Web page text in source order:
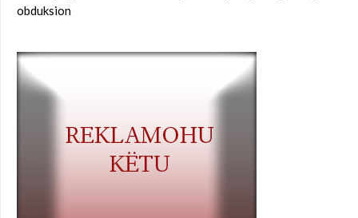
obduksion